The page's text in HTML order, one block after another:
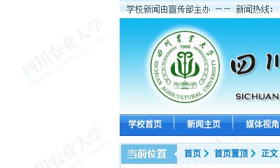
学校首页 新闻主页 媒体视角
首页 首页置顶 正文